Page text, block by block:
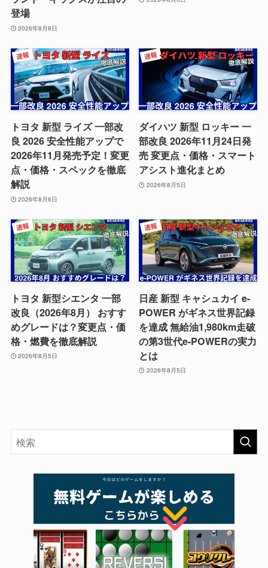
登場
2026年8月6日
トヨタ 新型 ライズ 一部改
良 2026 安全性能アップで
2026年11月発売予定！変更
点・価格・スペックを徹底
解説
2026年8月6日
ダイハツ 新型 ロッキー 一
部改良 2026年11月24日発
売 変更点・価格・スマート
アシスト進化まとめ
2026年8月5日
トヨタ 新型シエンタ 一部
改良（2026年8月） おすす
めグレードは？変更点・価
格・燃費を徹底解説
2026年8月5日
日産 新型 キャシュカイ e-
POWER がギネス世界記録
を達成 無給油1,980km走破
の第3世代e-POWERの実力
とは
2026年8月5日